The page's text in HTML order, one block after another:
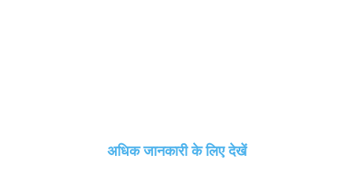
अधिक जानकारी के लिए देखें